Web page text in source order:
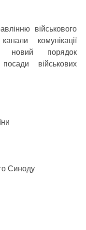
військового
комунікації
новий порядок
військових
Синоду